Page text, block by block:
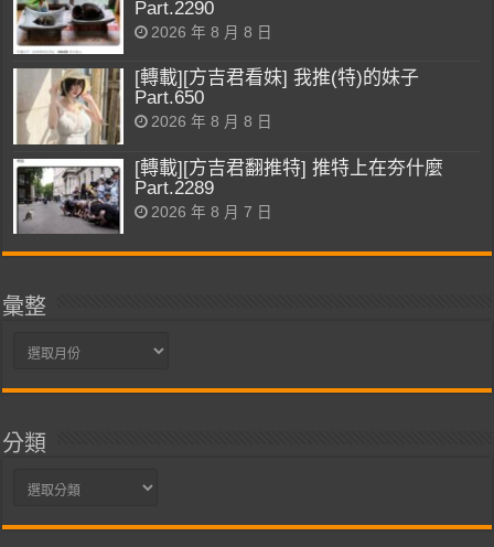
Part.2290
2026 年 8 月 8 日
[轉載][方吉君看妹] 我推(特)的妹子
Part.650
2026 年 8 月 8 日
[轉載][方吉君翻推特] 推特上在夯什麼
Part.2289
2026 年 8 月 7 日
彙整
彙
分類
分